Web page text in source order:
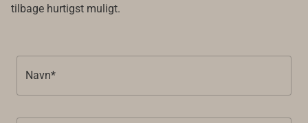
tilbage hurtigst muligt.
Navn*